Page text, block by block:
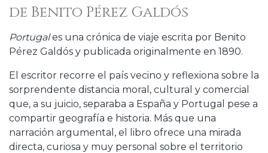
de Benito Pérez Galdós
Portugales una crónica de viaje escrita por Benito
Pérez Galdós y publicada originalmente en 1890.
El escritor recorre el país vecino y reflexiona sobre la
sorprendente distancia moral, cultural y comercial
que, a su juicio, separaba a España y Portugal pese a
compartir geografía e historia. Más que una
narración argumental, el libro ofrece una mirada
directa, curiosa y muy personal sobre el territorio